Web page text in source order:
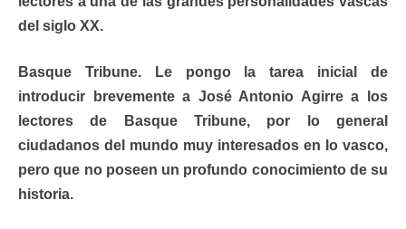
del siglo XX.
Basque Tribune. Le pongo la tarea inicial de
introducir brevemente a José Antonio Agirre a los
lectores de Basque Tribune, por lo general
ciudadanos del mundo muy interesados en lo vasco,
pero que no poseen un profundo conocimiento de su
historia.